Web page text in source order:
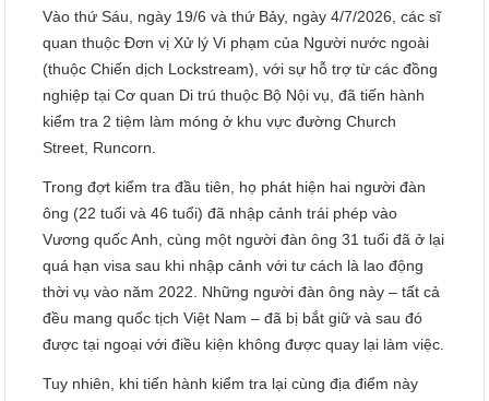
Vào thứ Sáu, ngày 19/6 và thứ Bảy, ngày 4/7/2026, các sĩ
quan thuộc Đơn vị Xử lý Vi phạm của Người nước ngoài
(thuộc Chiến dịch Lockstream), với sự hỗ trợ từ các đồng
nghiệp tại Cơ quan Di trú thuộc Bộ Nội vụ, đã tiến hành
kiểm tra 2 tiệm làm móng ở khu vực đường Church
Street, Runcorn.
Trong đợt kiểm tra đầu tiên, họ phát hiện hai người đàn
ông (22 tuổi và 46 tuổi) đã nhập cảnh trái phép vào
Vương quốc Anh, cùng một người đàn ông 31 tuổi đã ở lại
quá hạn visa sau khi nhập cảnh với tư cách là lao động
thời vụ vào năm 2022. Những người đàn ông này – tất cả
đều mang quốc tịch Việt Nam – đã bị bắt giữ và sau đó
được tại ngoại với điều kiện không được quay lại làm việc.
Tuy nhiên, khi tiến hành kiểm tra lại cùng địa điểm này